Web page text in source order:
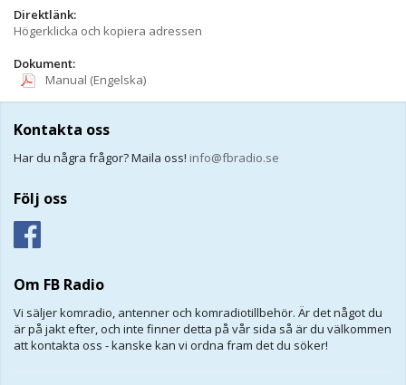
Direktlänk:
Högerklicka och kopiera adressen
Dokument:
Manual (Engelska)
Kontakta oss
Har du några frågor? Maila oss! info@fbradio.se
Följ oss
Om FB Radio
Vi säljer komradio, antenner och komradiotillbehör. Är det något du
är på jakt efter, och inte finner detta på vår sida så är du välkommen
att kontakta oss - kanske kan vi ordna fram det du söker!